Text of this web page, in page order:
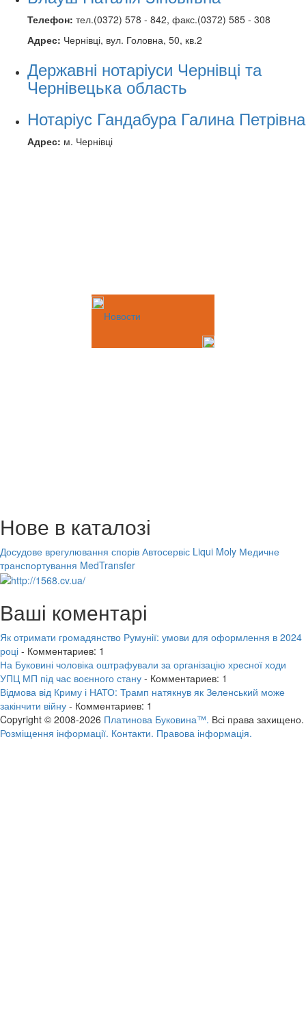
Телефон: тел.(0372) 578 - 842, факс.(0372) 585 - 308
Адрес: Чернівці, вул. Головна, 50, кв.2
Державні нотаріуси Чернівці та
Чернівецька область
Нотаріус Гандабура Галина Петрівна
Адрес: м. Чернівці
Новости
Нове в каталозі
Досудове врегулювання спорів Автосервіс Liqui Moly Медичне
транспортування MedTransfer
Ваші коментарі
Як отримати громадянство Румунії: умови для оформлення в 2024
році - Комментариев: 1
На Буковині чоловіка оштрафували за організацію хресної ходи
УПЦ МП під час воєнного стану - Комментариев: 1
Відмова від Криму і НАТО: Трамп натякнув як Зеленський може
закінчити війну - Комментариев: 1
Copyright © 2008-2026 Платинова Буковина™. Всі права захищено.
Розміщення інформації. Контакти. Правова інформація.